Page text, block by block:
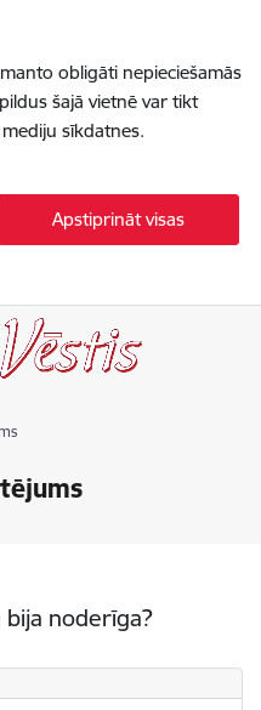
obligāti nepieciešamās
šajā vietnē var tikt
sīkdatnes.
Apstiprināt visas
noderīga?